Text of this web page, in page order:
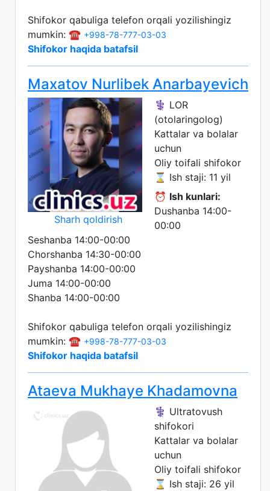
Shifokor qabuliga telefon orqali yozilishingiz
mumkin: ☎️ +998-78-777-03-03
Shifokor haqida batafsil
Maxatov Nurlibek Anarbayevich
Sharh qoldirish
⚕️ LOR
(otolaringolog)
Kattalar va bolalar
uchun
Oliy toifali shifokor
⌛ Ish staji: 11 yil
⏰ Ish kunlari:
Dushanba 14:00-
00:00
Seshanba 14:00-00:00
Chorshanba 14:30-00:00
Payshanba 14:00-00:00
Juma 14:00-00:00
Shanba 14:00-00:00
Shifokor qabuliga telefon orqali yozilishingiz
mumkin: ☎️ +998-78-777-03-03
Shifokor haqida batafsil
Ataeva Mukhaye Khadamovna
⚕️ Ultratovush
shifokori
Kattalar va bolalar
uchun
Oliy toifali shifokor
⌛ Ish staji: 26 yil